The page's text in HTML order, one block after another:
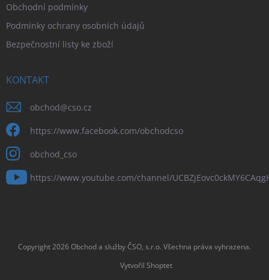
Obchodní podmínky
Podmínky ochrany osobních údajů
Bezpečnostní listy ke zboží
KONTAKT
obchod@cso.cz
https://www.facebook.com/obchodcso
obchod_cso
https://www.youtube.com/channel/
Vytvořil Shoptet
Copyright 2026Obchod a služby ČSO, s.r.o. Všechna práva vyhrazena.